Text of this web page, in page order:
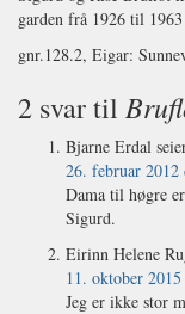
garden frå 1926 til
gnr.128.2, Eigar:
2 svar til
Bjarne Erdal
26. februar 2012
Dama til høgre
Sigurd.
Eirinn Helene
11. oktober
Jeg er ikke stor